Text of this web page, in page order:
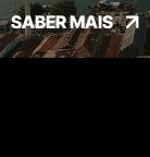
SABER MAIS